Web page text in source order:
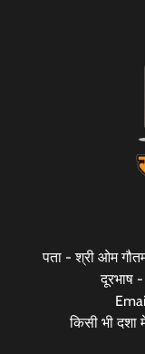
पता - श्री ओम
दूरभाष
किसी भी दशा